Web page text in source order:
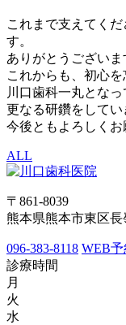
これまで支えてく
す。
ありがとうございま
これからも、初心を
川口歯科一丸となっ
更なる研鑽をしてい
今後ともよろしくお
ALL
〒861-8039
熊本県熊本市東区長
096-383-8118 WEB予
診療時間
月
火
水